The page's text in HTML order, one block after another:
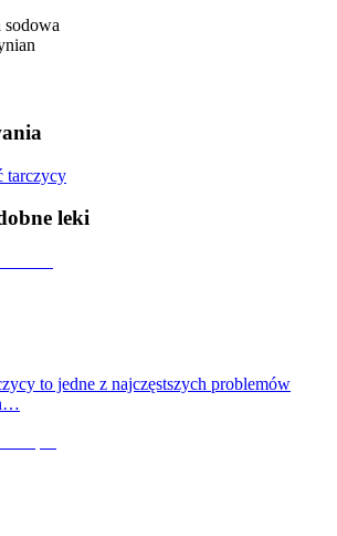
sodowa
tarczycy
leki
to jedne z najczęstszych problemów